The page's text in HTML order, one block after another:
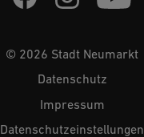
© 2026 Stadt Neumarkt
Datenschutz
Impressum
Datenschutzeinstellungen